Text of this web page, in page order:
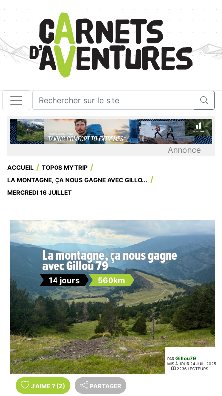
Annonce
ACCUEIL
TOPOS MYTRIP
LA MONTAGNE, ÇA NOUS GAGNE AVEC GILLO...
MERCREDI 16 JUILLET
La montagne, ça nous gagne
avec Gillou 79
14 jours 560km
PAR Gillou79
MIS À JOUR 24 JUIL. 2025
2236 LECTEURS
J'AIME ? (2) PARTAGER